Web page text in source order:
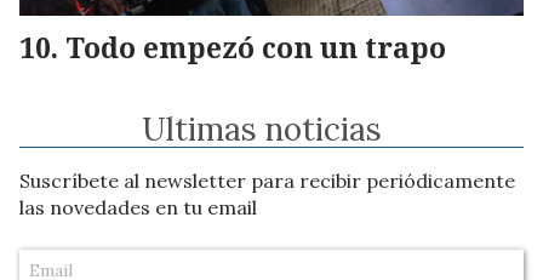
Todo empezó con un trapo
Ultimas noticias
Suscríbete al newsletter para recibir periódicamente
las novedades en tu email